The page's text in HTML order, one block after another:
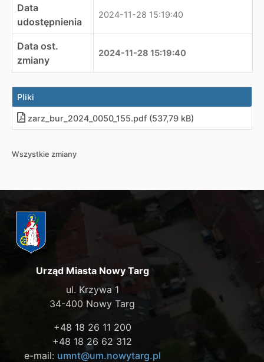
Data
udostępnienia
2024-11-28 15:19:40
Data ost.
zmiany
2024-11-28 15:19:40
Pliki
zarz_bur_2024_0050_155.pdf (537,79 kB)
Wszystkie zmiany
Urząd Miasta Nowy Targ
ul. Krzywa 1
34-400 Nowy Targ
+48 18 26 11 200
+48 18 26 62 312
e-mail: umnt@um.nowytarg.pl